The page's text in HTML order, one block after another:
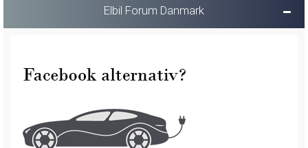
Elbil Forum Danmark